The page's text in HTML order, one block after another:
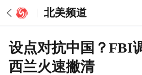
北美频道
设点对抗中国？FBI
西兰火速撇清